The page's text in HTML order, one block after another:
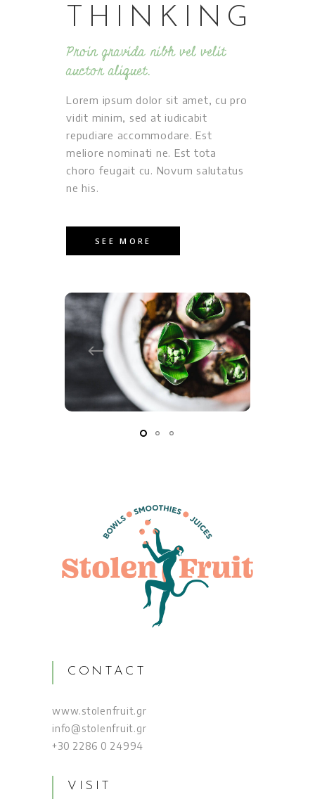
THINKING
Proin gravida nibh vel velit
auctor aliquet.
Lorem ipsum dolor sit amet, cu pro
vidit minim, sed at iudicabit
repudiare accommodare. Est
meliore nominati ne. Est tota
choro feugait cu. Novum salutatus
ne his.
SEE MORE
CONTACT
www.stolenfruit.gr
info@stolenfruit.gr
+30 2286 0 24994
VISIT